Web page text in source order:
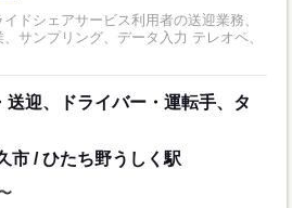
ドシェアサービス利用者の送迎業務、
サンプリング、データ入力 テレオペ、
送迎、ドライバー・運転手、タ
市 / ひたち野うしく駅